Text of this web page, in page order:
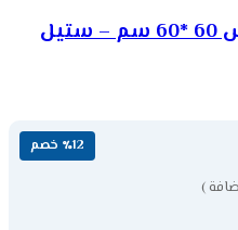
فرن كهربائي بلت ان ارنداس 60 *60 سم – ستيل
٪12 خصم
)